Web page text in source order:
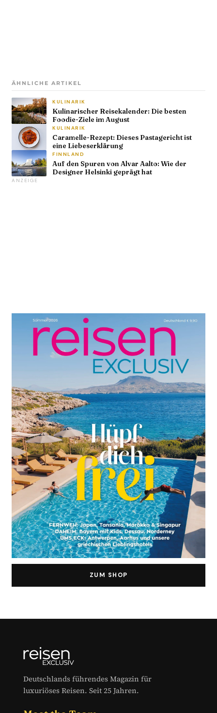
ZUM SHOP
ÄHNLICHE ARTIKEL
KULINARIK
Kulinarischer Reisekalender: Die besten
Foodie-Ziele im August
KULINARIK
Caramelle-Rezept: Dieses Pastagericht ist
eine Liebeserklärung
FINNLAND
Auf den Spuren von Alvar Aalto: Wie der
Designer Helsinki geprägt hat
ANZEIGE
Deutschlands führendes Magazin für
luxuriöses Reisen. Seit 25 Jahren.